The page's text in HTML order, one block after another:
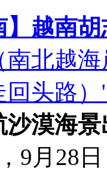
】越南
南北越
回头路
沙漠海景
9月28